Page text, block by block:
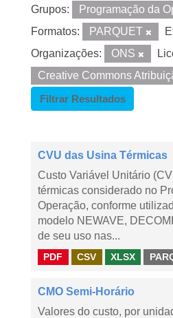
Grupos:
Programação da
Formatos:
PARQUET
Organizações:
ONS
Creative Commons
Filtrar Resultados
CVU das Usina Térmicas
Custo Variável Unitário
térmicas considerado no
Operação, conforme
modelo NEWAVE,
de seu uso nas...
PDF CSV XLSX
CMO Semi-Horário
Valores do custo, por